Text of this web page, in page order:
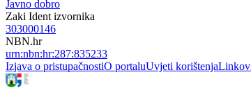
Javno dobro
Zaki Ident izvornika
303000146
NBN.hr
urn:nbn:hr:287:835233
Izjava o pristupačnostiO portaluUvjeti korištenja